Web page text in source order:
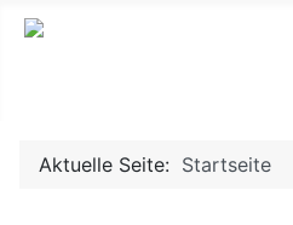
Aktuelle Seite: Startseite